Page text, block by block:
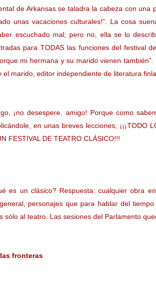
de Arkansas se taladra la cabeza con
unas vacaciones culturales!”. La cosa
escuchado mal; pero no, ella se lo
para TODAS las funciones del festival
mi hermana y su marido vienen
el marido, editor independiente de literatura
¡no desespere, amigo! Porque como
en unas breves lecciones, ¡¡¡TODO
FESTIVAL DE TEATRO CLÁSICO!!!
es un clásico? Respuesta: cualquier obra
personajes que para hablar del
sólo al teatro. Las sesiones del Parlamento
fronteras